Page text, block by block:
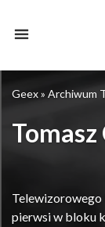
Geex» Archiwum
pierwsi w bloku